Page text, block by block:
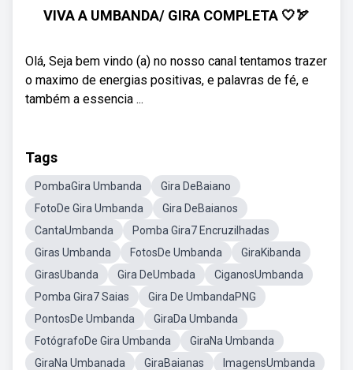
VIVA A UMBANDA/ GIRA COMPLETA 🤍🏹
Olá, Seja bem vindo (a) no nosso canal tentamos trazer
o maximo de energias positivas, e palavras de fé, e
também a essencia ...
Tags
PombaGira Umbanda
Gira DeBaiano
FotoDe Gira Umbanda
Gira DeBaianos
CantaUmbanda
Pomba Gira7 Encruzilhadas
Giras Umbanda
FotosDe Umbanda
GiraKibanda
GirasUbanda
Gira DeUmbada
CiganosUmbanda
Pomba Gira7 Saias
Gira De UmbandaPNG
PontosDe Umbanda
GiraDa Umbanda
FotógrafoDe Gira Umbanda
GiraNa Umbanda
GiraNa Umbanada
GiraBaianas
ImagensUmbanda